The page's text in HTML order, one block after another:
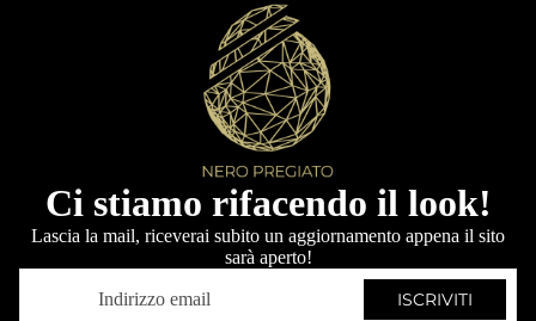
Ci stiamo rifacendo il look!
Lascia la mail, riceverai subito un aggiornamento appena il sito
sarà aperto!
ISCRIVITI